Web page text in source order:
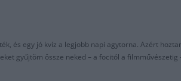
és egy jó kvíz a legjobb napi agytorna. Azért
gyűjtöm össze neked – a focitól a